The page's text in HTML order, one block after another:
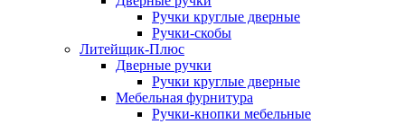
Ручки круглые дверные
Ручки-скобы
Литейщик-Плюс
Дверные ручки
Ручки круглые дверные
Мебельная фурнитура
Ручки-кнопки мебельные